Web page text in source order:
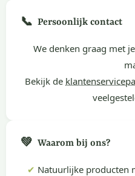
📞 Persoonlijk contact
We denken graag met
Bekijk de
💚 Waarom bij ons?
✔ Natuurlijke producten